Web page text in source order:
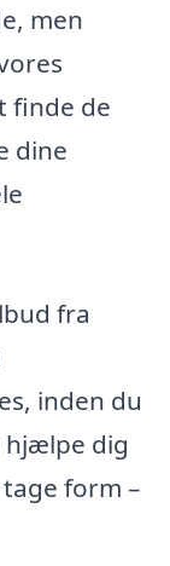
men
finde de
dine
fra
inden du
dig
form –